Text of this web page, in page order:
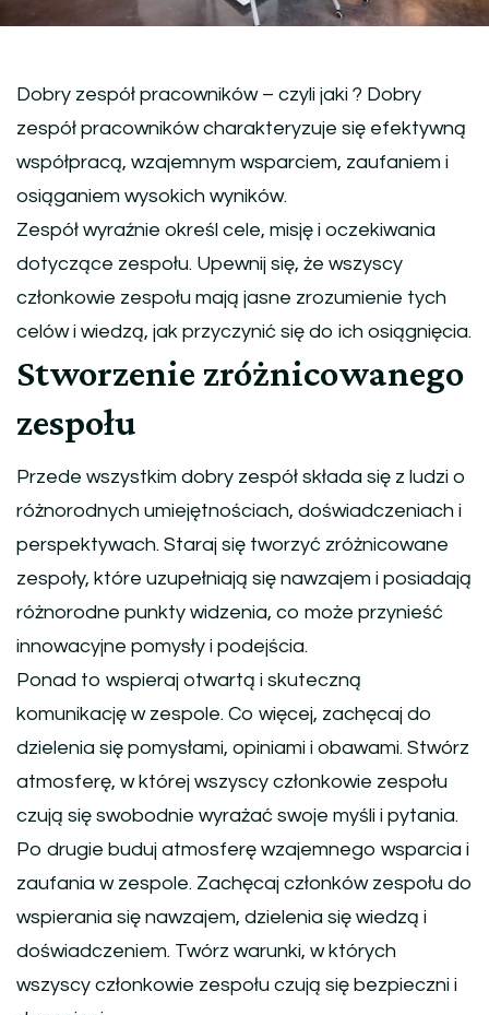
Dobry zespół pracowników – czyli jaki ? Dobry
zespół pracowników charakteryzuje się efektywną
współpracą, wzajemnym wsparciem, zaufaniem i
osiąganiem wysokich wyników.
Zespół wyraźnie określ cele, misję i oczekiwania
dotyczące zespołu. Upewnij się, że wszyscy
członkowie zespołu mają jasne zrozumienie tych
celów i wiedzą, jak przyczynić się do ich osiągnięcia.
Stworzenie zróżnicowanego
zespołu
Przede wszystkim dobry zespół składa się z ludzi o
różnorodnych umiejętnościach, doświadczeniach i
perspektywach. Staraj się tworzyć zróżnicowane
zespoły, które uzupełniają się nawzajem i posiadają
różnorodne punkty widzenia, co może przynieść
innowacyjne pomysły i podejścia.
Ponad to wspieraj otwartą i skuteczną
komunikację w zespole. Co więcej, zachęcaj do
dzielenia się pomysłami, opiniami i obawami. Stwórz
atmosferę, w której wszyscy członkowie zespołu
czują się swobodnie wyrażać swoje myśli i pytania.
Po drugie buduj atmosferę wzajemnego wsparcia i
zaufania w zespole. Zachęcaj członków zespołu do
wspierania się nawzajem, dzielenia się wiedzą i
doświadczeniem. Twórz warunki, w których
wszyscy członkowie zespołu czują się bezpieczni i